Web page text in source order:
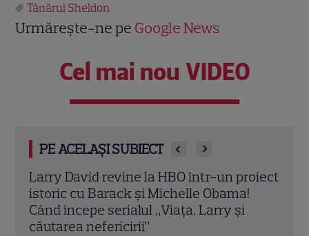
Tânărul Sheldon
Urmărește-ne pe Google News
Cel mai nou VIDEO
PE ACELAȘI SUBIECT
Milioane de români vor fi cu ochii pe
ecrane! Ghidul producțiilor de neratat în
weekend: de la Antena 1 și HBO, până la
postul Acasă